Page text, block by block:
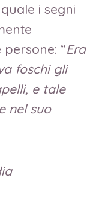
i segni
“Era
foschi gli
e tale
nel suo